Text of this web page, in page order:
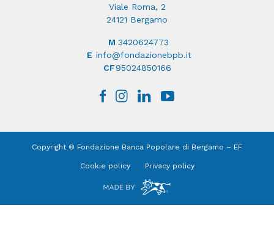
Viale Roma, 2
24121 Bergamo
M 3420624773
E info@fondazionebpb.it
CF95024850166
Copyright © Fondazione Banca Popolare di Bergamo – EF
Cookie policy Privacy policy